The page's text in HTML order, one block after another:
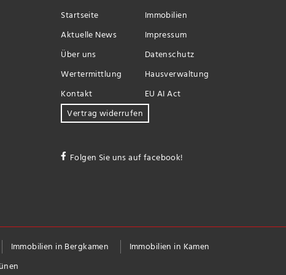
Startseite
Immobilien
Aktuelle News
Impressum
Über uns
Datenschutz
Wertermittlung
Hausverwaltung
Kontakt
EU AI Act
Vertrag widerrufen
Folgen Sie uns auf facebook!
Immobilien in Bergkamen
Immobilien in Kamen